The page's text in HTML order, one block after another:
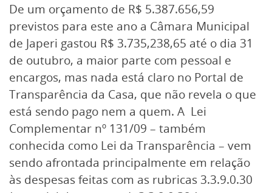
De um orçamento de R$ 5.387.656,59
previstos para este ano a Câmara Municipal
de Japeri gastou R$ 3.735,238,65 até o dia 31
de outubro, a maior parte com pessoal e
encargos, mas nada está claro no Portal de
Transparência da Casa, que não revela o que
está sendo pago nem a quem. A Lei
Complementar nº 131/09 – também
conhecida como Lei da Transparência – vem
sendo afrontada principalmente em relação
às despesas feitas com as rubricas 3.3.9.0.30